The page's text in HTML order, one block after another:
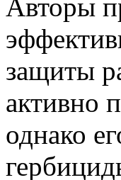
Авторы
защиты
активно
однако